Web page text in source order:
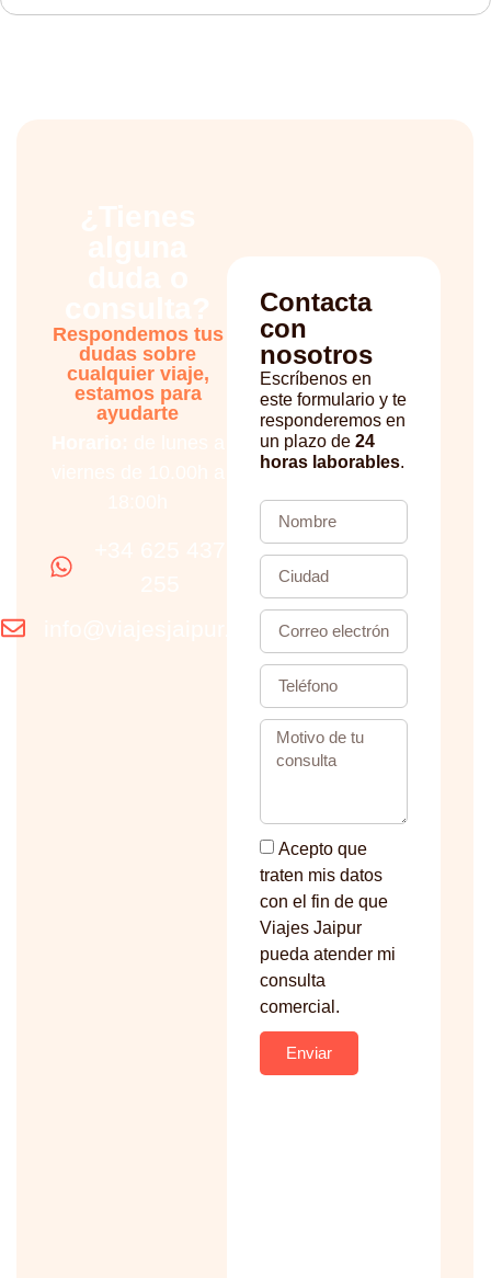
Respondemos tus
dudas sobre
cualquier viaje,
estamos para
ayudarte
Contacta
con
nosotros
Escríbenos en
este formulario y te
responderemos en
un plazo de 24
horas laborables.
Acepto que
traten mis datos
con el fin de que
Viajes Jaipur
pueda atender mi
consulta
comercial.
Enviar